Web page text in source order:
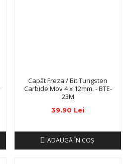
Capăt Freza / Bit Tungsten
Carbide Mov 4 x 12mm. - BTE-
23M
39.90 Lei
ADAUGĂ ÎN COŞ